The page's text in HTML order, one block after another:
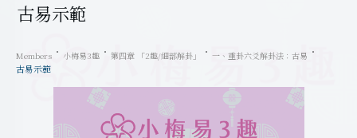
古易示範
Members 小梅易3趣 第四章 「2趣/細部解卦」 一、重卦六爻解卦法：古易
古易示範